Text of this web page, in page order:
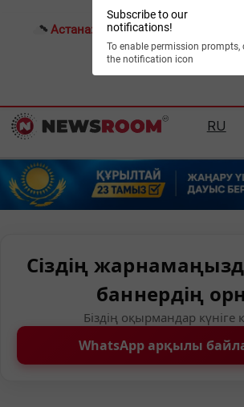
Subscribe to our
notifications!
To enable permission prompts,
the notification icon
Астана: 26°C Алматы:
RU
Сіздің
баннердің
Біздің оқырмандар күніге
WhatsApp арқылы